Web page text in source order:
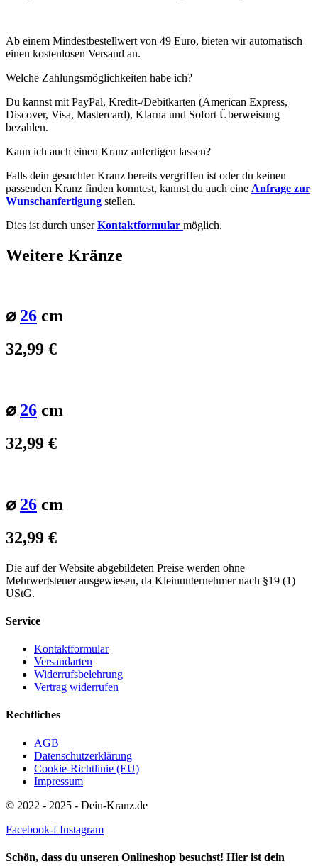
Ab einem Mindestbestellwert von 49 Euro, bieten wir automatisch
einen kostenlosen Versand an.
Welche Zahlungsmöglichkeiten habe ich?
Du kannst mit PayPal, Kredit-/Debitkarten (American Express,
Discover, Visa, Mastercard), Klarna und Sofort Überweisung
bezahlen.
Kann ich auch einen Kranz anfertigen lassen?
Falls dein gesuchter Kranz bereits vergriffen ist oder du keinen
passenden Kranz finden konntest, kannst du auch eine Anfrage zur
Wunschanfertigung stellen.
Dies ist durch unserKontaktformular möglich.
Weitere Kränze
⌀ 26 cm
32,99 €
⌀ 26 cm
32,99 €
⌀ 26 cm
32,99 €
Die auf der Website abgebildeten Preise werden ohne
Mehrwertsteuer ausgewiesen, da Kleinunternehmer nach §19 (1)
UStG.
Service
Kontaktformular
Versandarten
Widerrufsbelehrung
Vertrag widerrufen
Rechtliches
AGB
Datenschutzerklärung
Cookie-Richtlinie (EU)
Impressum
© 2022 - 2025 - Dein-Kranz.de
Facebook-f Instagram
Schön, dass du unseren Onlineshop besuchst! Hier ist dein